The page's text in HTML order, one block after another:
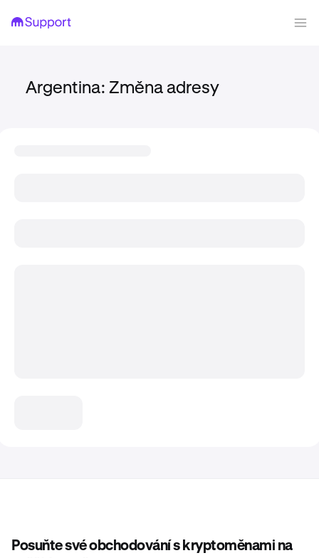
Argentina: Změna adresy
Posuňte své obchodování s kryptoměnami na